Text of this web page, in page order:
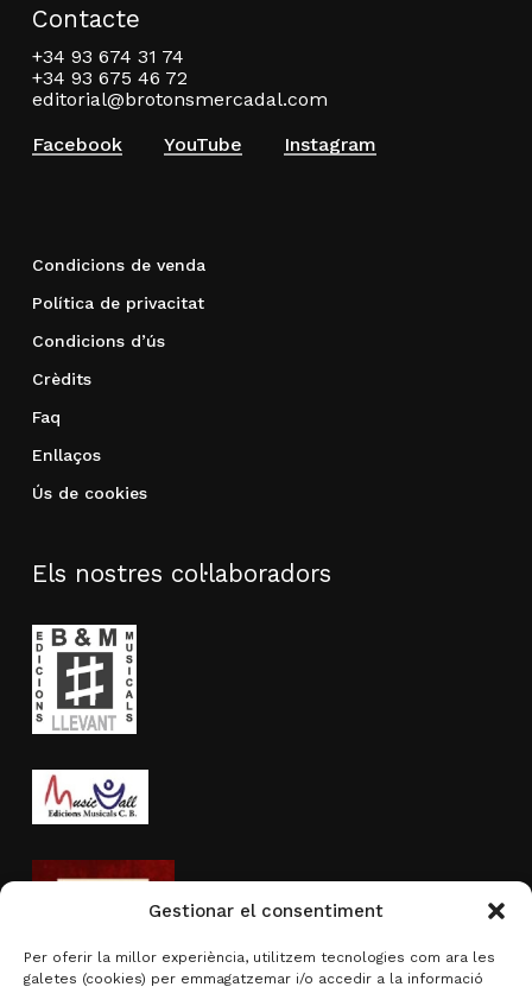
Gestionar el consentiment
Per oferir la millor experiència, utilitzem tecnologies com ara les
galetes (cookies) per emmagatzemar i/o accedir a la informació
Contacte
+34 93 674 31 74
+34 93 675 46 72
editorial@brotonsmercadal.com
Facebook
YouTube Instagram
Condicions de venda
Política de privacitat
Condicions d’ús
Crèdits
Faq
Enllaços
Ús de cookies
Els nostres col·laboradors